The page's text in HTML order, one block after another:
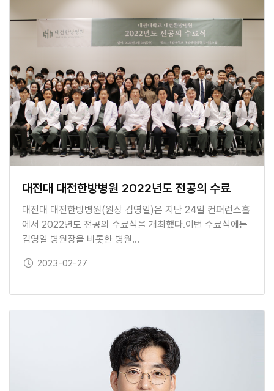
대전대 대전한방병원 2022년도 전공의 수료
대전대 대전한방병원(원장 김영일)은 지난 24일 컨퍼런스홀
에서 2022년도 전공의 수료식을 개최했다.이번 수료식에는
김영일 병원장을 비롯한 병원…
보도일2023-02-27